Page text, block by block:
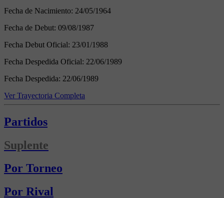
Fecha de Nacimiento: 24/05/1964
Fecha de Debut: 09/08/1987
Fecha Debut Oficial: 23/01/1988
Fecha Despedida Oficial: 22/06/1989
Fecha Despedida: 22/06/1989
Ver Trayectoria Completa
Partidos
Suplente
Por Torneo
Por Rival